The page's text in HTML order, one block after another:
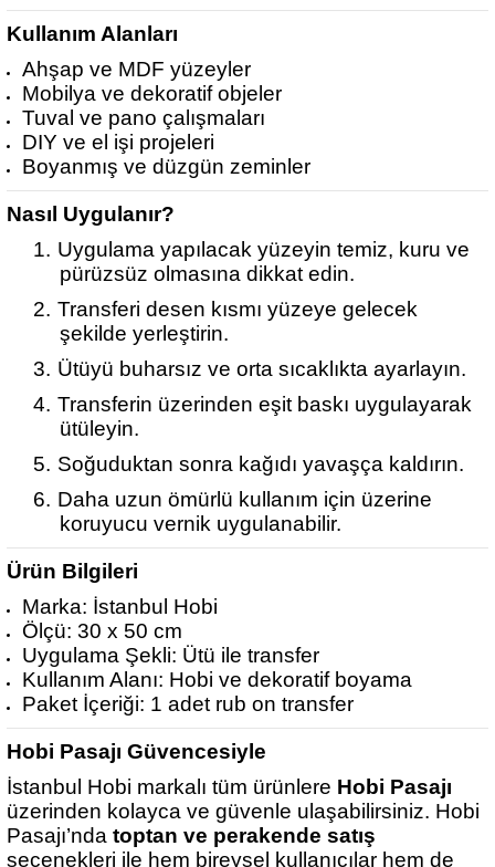
Kullanım Alanları
Ahşap ve MDF yüzeyler
Mobilya ve dekoratif objeler
Tuval ve pano çalışmaları
DIY ve el işi projeleri
Boyanmış ve düzgün zeminler
Nasıl Uygulanır?
1. Uygulama yapılacak yüzeyin temiz, kuru ve
pürüzsüz olmasına dikkat edin.
2. Transferi desen kısmı yüzeye gelecek
şekilde yerleştirin.
3. Ütüyü buharsız ve orta sıcaklıkta ayarlayın.
4. Transferin üzerinden eşit baskı uygulayarak
ütüleyin.
5. Soğuduktan sonra kağıdı yavaşça kaldırın.
6. Daha uzun ömürlü kullanım için üzerine
koruyucu vernik uygulanabilir.
Ürün Bilgileri
Marka: İstanbul Hobi
Ölçü: 30 x 50 cm
Uygulama Şekli: Ütü ile transfer
Kullanım Alanı: Hobi ve dekoratif boyama
Paket İçeriği: 1 adet rub on transfer
Hobi Pasajı Güvencesiyle
İstanbul Hobi markalı tüm ürünlere Hobi Pasajı
üzerinden kolayca ve güvenle ulaşabilirsiniz. Hobi
Pasajı’nda toptan ve perakende satış
seçenekleri ile hem bireysel kullanıcılar hem de